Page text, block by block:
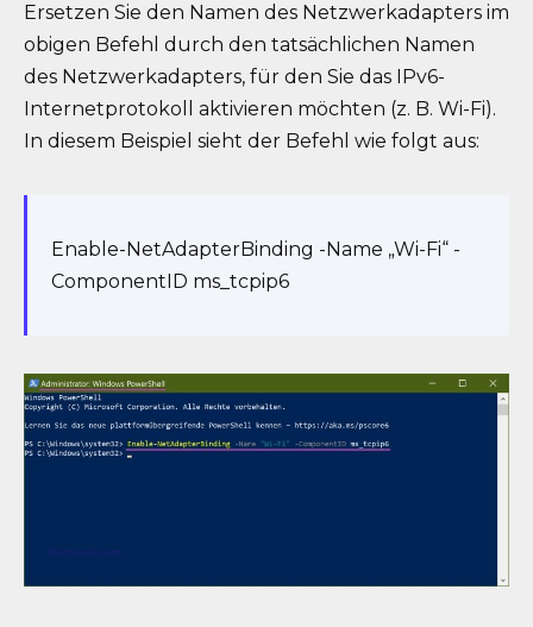
Ersetzen Sie den Namen des Netzwerkadapters im
obigen Befehl durch den tatsächlichen Namen
des Netzwerkadapters, für den Sie das IPv6-
Internetprotokoll aktivieren möchten (z. B. Wi-Fi).
In diesem Beispiel sieht der Befehl wie folgt aus:
Enable-NetAdapterBinding -Name „Wi-Fi“ -
ComponentID ms_tcpip6